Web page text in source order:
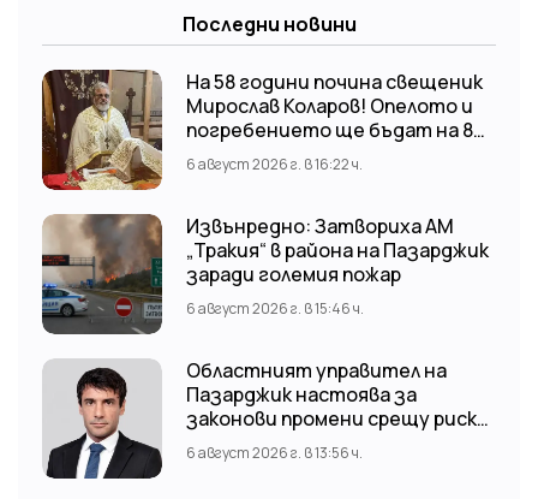
Последни новини
На 58 години почина свещеник
Мирослав Коларов! Опелото и
погребението ще бъдат на 8
август (събота) от 11:00 часа в
храм “Св. Св. Козма и Дамян”, гр.
6 август 2026 г. в 16:22 ч.
Извънредно: Затвориха АМ
„Тракия“ в района на Пазарджик
заради големия пожар
6 август 2026 г. в 15:46 ч.
Областният управител на
Пазарджик настоява за
законови промени срещу риска
от наводнения
6 август 2026 г. в 13:56 ч.